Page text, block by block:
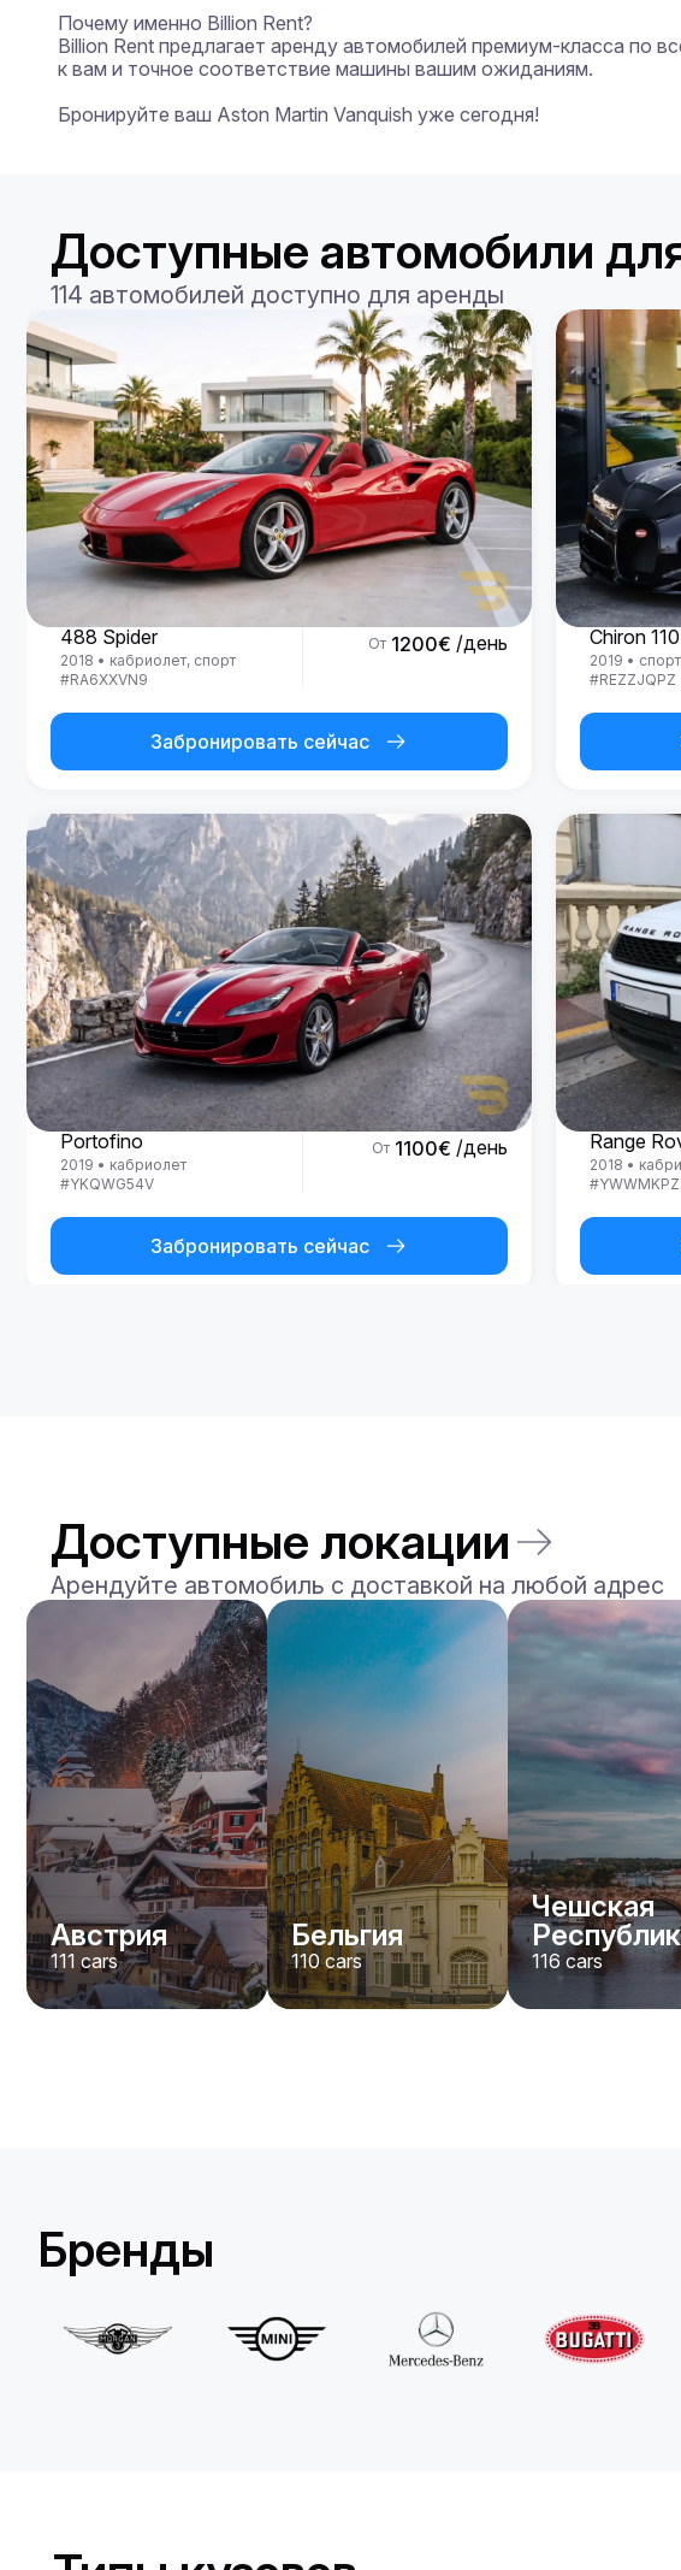
Почему именно Billion Rent?
Billion Rent предлагает аренду автомобилей премиум-класса по
к вам и точное соответствие машины вашим ожиданиям.
Бронируйте ваш Aston Martin Vanquish уже сегодня!
Доступные автомобили
114 автомобилей доступно для аренды
488 Spider
2018 • кабриолет, спорт
#RA6XXVN9
От 1200€ /день
Забронировать сейчас
Bugatti
Chiron
2019 • спорт
#REZZJQPZ
Ferrari
Portofino
2019 • кабриолет
#YKQWG54V
От 1100€ /день
Забронировать сейчас
Land
2018 •
#
Mercedes Benz
Maybach S-klasse 580
#
YXWG36PR
От 750€
Забронировать сейчас
Ferrari
F8 Spider
2022•
RNWMPA4V
Забронировать сейчас
Доступные локации
Арендуйте автомобиль с доставкой на любой адрес
Австрия
111 cars
Бельгия
110cars
Чешская
116cars
Бренды